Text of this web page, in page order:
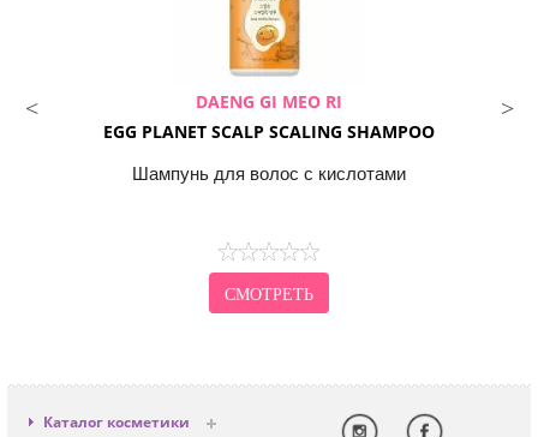
DAENG GI MEO RI
EGG PLANET SCALP SCALING SHAMPOO
Шампунь для волос с кислотами
СМОТРЕТЬ
Каталог косметики